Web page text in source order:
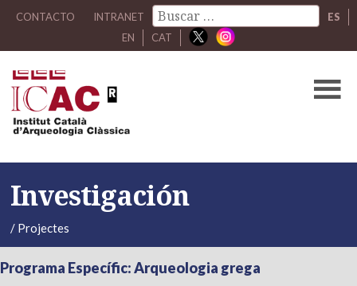
CONTACTO INTRANET
ES
EN
CAT
Investigación
/ Projectes
Programa Específic: Arqueologia grega